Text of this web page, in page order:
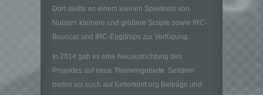
Dort stellte es einem kleinen Spielkreis von
Nutzern kleinere und größere Scripte sowie IRC-
Bouncer und IRC-Eggdrops zur Verfügung.
In 2014 gab es eine Neuausrichtung des
Projektes auf neue Themengebiete. Seitdem
bieten wir euch auf Kellerkind.org Beiträge und
Verantwortlicher ist die natürliche oder
juristische Person, Behörde, Einrichtung
oder andere Stelle, die allein oder
und Mittel der Verarbeitung von
personenbezogenen Daten entscheidet.